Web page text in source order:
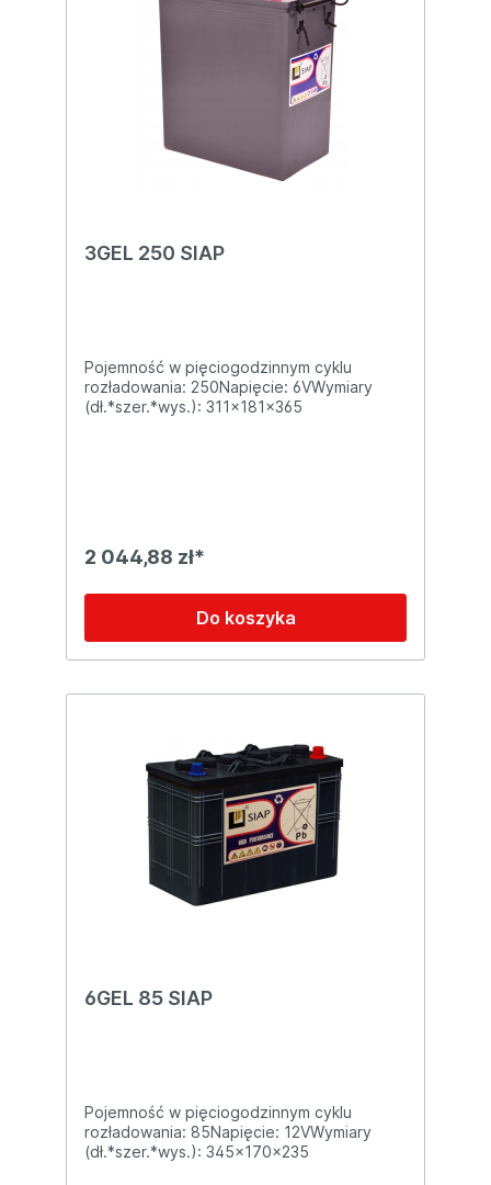
3GEL 250 SIAP
Pojemność w pięciogodzinnym cyklu
rozładowania: 250Napięcie: 6VWymiary
(dł.*szer.*wys.): 311x181x365
2 044,88 zł*
Do koszyka
6GEL 85 SIAP
Pojemność w pięciogodzinnym cyklu
rozładowania: 85Napięcie: 12VWymiary
(dł.*szer.*wys.): 345x170x235